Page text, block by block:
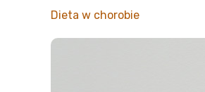
Dieta w chorobie